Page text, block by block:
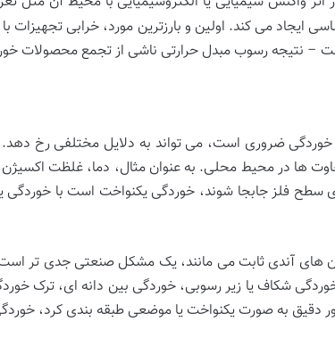
ایجاد می کند. اولین و بارزترین مورد، خرابی تجهیزات
– نتیجه رسوب مبدل حرارتی ناشی از تجمع محصولات
ضروری است، می تواند به دلایل مختلفی رخ
ها در محیط محلی. به عنوان مثال، دما، غلظت اکسیژن
روی سطح فلز جابجا شوند، خوردگی یکنواخت است با
های آندی ثابت می مانند، یک مشکل صنعتی جدی تر
خوردگی شکاف یا زیر رسوبی، خوردگی بین دانه ای، ترک
دقیق به صورت یکنواخت یا موضعی طبقه بندی کرد،